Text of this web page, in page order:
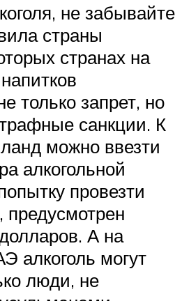
не забывайте
страны
странах на
только запрет, но
санкции. К
можно ввезти
алкогольной
провезти
А на
алкоголь могут
люди, не